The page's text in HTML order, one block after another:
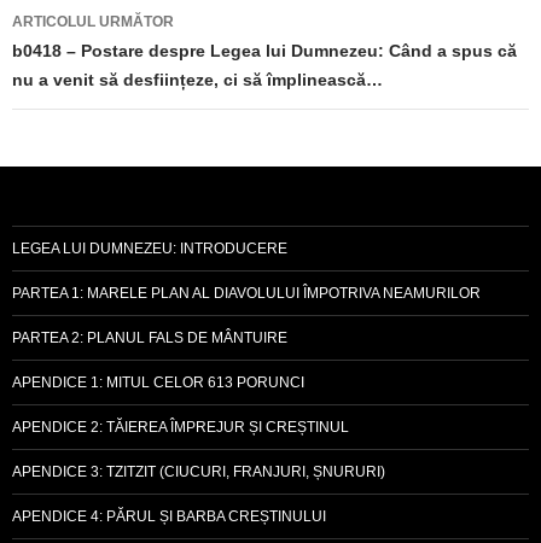
ARTICOLUL URMĂTOR
b0418 – Postare despre Legea lui Dumnezeu: Când a spus că
nu a venit să desființeze, ci să împlinească…
LEGEA LUI DUMNEZEU: INTRODUCERE
PARTEA 1: MARELE PLAN AL DIAVOLULUI ÎMPOTRIVA NEAMURILOR
PARTEA 2: PLANUL FALS DE MÂNTUIRE
APENDICE 1: MITUL CELOR 613 PORUNCI
APENDICE 2: TĂIEREA ÎMPREJUR ȘI CREȘTINUL
APENDICE 3: TZITZIT (CIUCURI, FRANJURI, ȘNURURI)
APENDICE 4: PĂRUL ȘI BARBA CREȘTINULUI